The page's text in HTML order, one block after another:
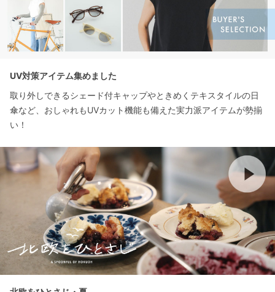
UV対策アイテム集めました
取り外しできるシェード付キャップやときめくテキスタイルの日
傘など、おしゃれもUVカット機能も備えた実力派アイテムが勢揃
い！